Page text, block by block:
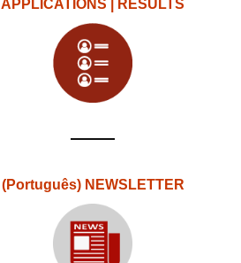
APPLICATIONS | RESULTS
(Português) NEWSLETTER